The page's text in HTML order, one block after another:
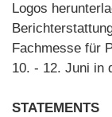
Logos
Fachmesse für
10. - 12. Juni in
STATEMENTS